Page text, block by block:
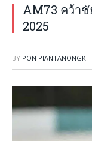
AM73 คว้า
2025
BY PON PIANTANONGKIT